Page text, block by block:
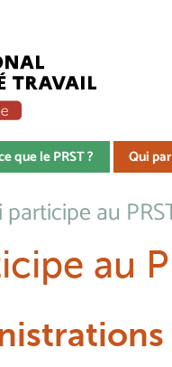
que le PRST ? Qui
au
au